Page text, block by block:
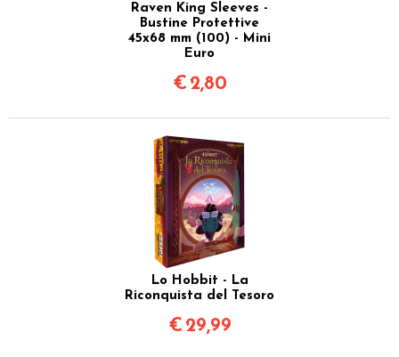
Raven King Sleeves -
Bustine Protettive
45x68 mm (100) - Mini
Euro
€ 2,80
Lo Hobbit - La
Riconquista del Tesoro
€ 29,99